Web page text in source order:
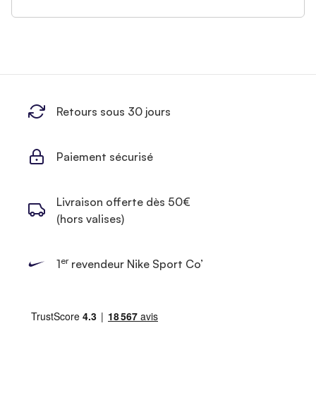
Retours sous 30 jours
Paiement sécurisé
Livraison offerte dès 50€
(hors valises)
1errevendeur Nike Sport Co’